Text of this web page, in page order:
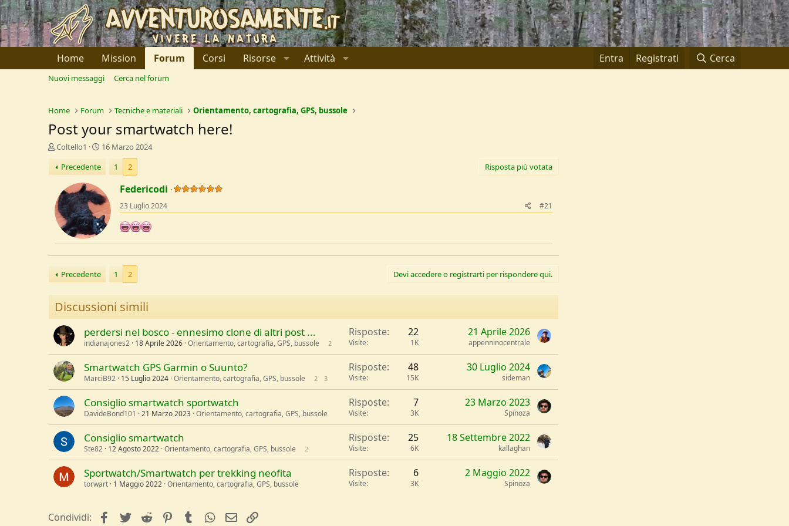
Home Mission Forum Corsi Risorse Attività Entra Registrati Cerca
Nuovi messaggi Cerca nel forum
Home Forum Tecniche e materiali Orientamento, cartografia, GPS, bussole
Post your smartwatch here!
C
e
a
o
r
e
D
i
u
s
i
n
e
Coltello1
D
a
d
i
I
n
i
z
16 Marzo 2024
Precedente
1 2 Risposta più votata
Federicodi
23 Luglio 2024 #21
Precedente 1 2 Devi accedere o registrarti per rispondere qui.
Discussioni simili
perdersi nel bosco - ennesimo clone di altri post ...
indianajones2 18 Aprile 2026 Orientamento, cartografia, GPS, bussole 2
Risposte 22
Visite 1K
21 Aprile 2026
appenninocentrale
Smartwatch GPS Garmin o Suunto?
MarciB92 15 Luglio 2024 Orientamento, cartografia, GPS, bussole 2 3
Risposte 48
Visite 15K
30 Luglio 2024
sideman
Consiglio smartwatch sportwatch
DavideBond101 21 Marzo 2023 Orientamento, cartografia, GPS, bussole
Risposte 7
Visite 3K
23 Marzo 2023
Spinoza
Consiglio smartwatch
Ste82 12 Agosto 2022 Orientamento, cartografia, GPS, bussole 2
Risposte 25
Visite 6K
18 Settembre 2022
kallaghan
Sportwatch/Smartwatch per trekking neofita
torwart 1 Maggio 2022 Orientamento, cartografia, GPS, bussole
Risposte 6
Visite 3K
2 Maggio 2022
Spinoza
Condividi: facebookTwitterReddit PinterestTumblrWhatsApp
e-mail